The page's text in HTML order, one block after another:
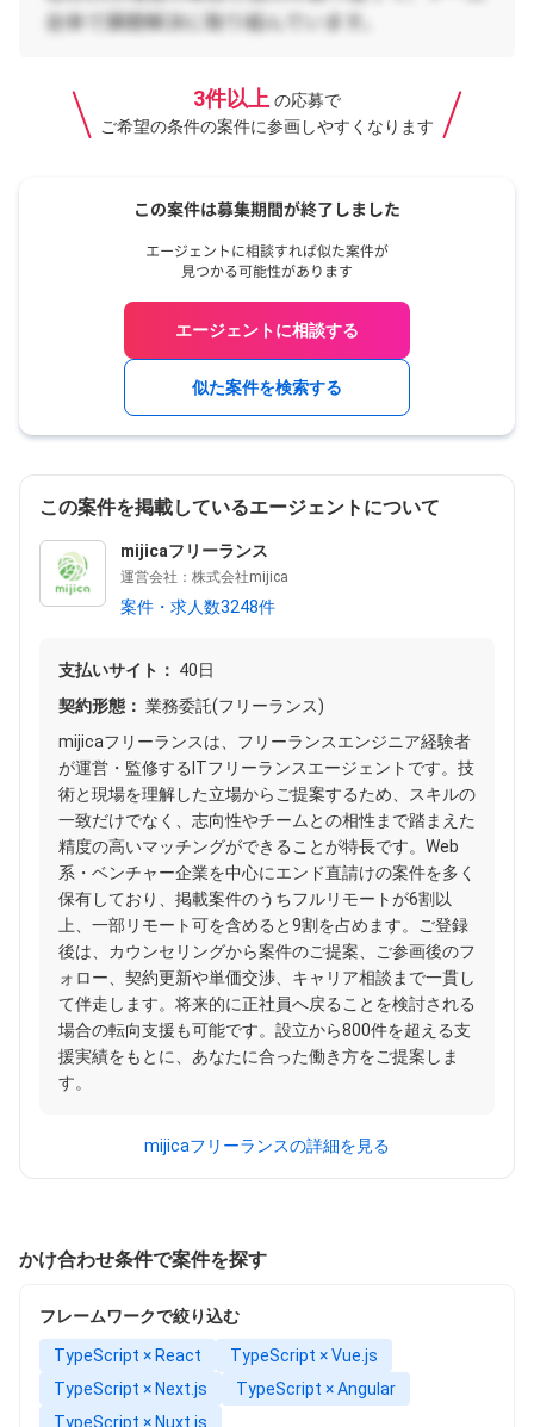
3件以上 の応募で
ご希望の条件の案件に参画しやすくなります
エージェントに相談する
似た案件を検索する
この案件を掲載しているエージェントについて
mijicaフリーランス
運営会社：株式会社mijica
案件・求人数3248件
支払いサイト： 40日
契約形態： 業務委託(フリーランス)
mijicaフリーランスは、フリーランスエンジニア経験者
が運営・監修するITフリーランスエージェントです。技
術と現場を理解した立場からご提案するため、スキルの
一致だけでなく、志向性やチームとの相性まで踏まえた
精度の高いマッチングができることが特長です。Web
系・ベンチャー企業を中心にエンド直請けの案件を多く
保有しており、掲載案件のうちフルリモートが6割以
上、一部リモート可を含めると9割を占めます。ご登録
後は、カウンセリングから案件のご提案、ご参画後のフ
ォロー、契約更新や単価交渉、キャリア相談まで一貫し
て伴走します。将来的に正社員へ戻ることを検討される
場合の転向支援も可能です。設立から800件を超える支
援実績をもとに、あなたに合った働き方をご提案しま
す。
mijicaフリーランスの詳細を見る
かけ合わせ条件で案件を探す
フレームワークで絞り込む
TypeScript × React
TypeScript × Vue.js
TypeScript × Next.js
TypeScript × Angular
TypeScript × Nuxt.js